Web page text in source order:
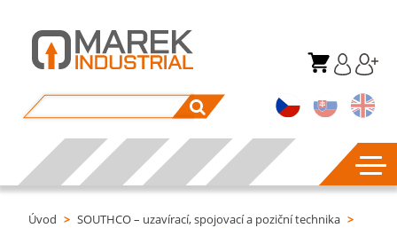
Úvod > SOUTHCO – uzavírací, spojovací a poziční technika >